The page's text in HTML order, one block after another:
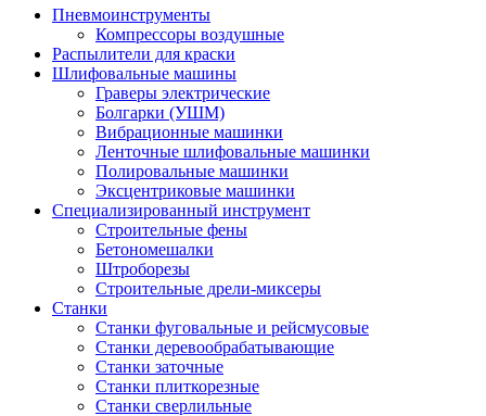
Пневмоинструменты
Компрессоры воздушные
Распылители для краски
Шлифовальные машины
Граверы электрические
Болгарки (УШМ)
Вибрационные машинки
Ленточные шлифовальные машинки
Полировальные машинки
Эксцентриковые машинки
Специализированный инструмент
Строительные фены
Бетономешалки
Штроборезы
Строительные дрели-миксеры
Станки
Станки фуговальные и рейсмусовые
Станки деревообрабатывающие
Станки заточные
Станки плиткорезные
Станки сверлильные